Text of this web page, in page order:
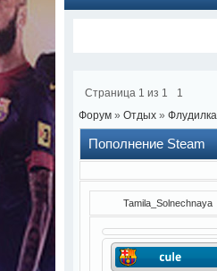
Страница 1 из 1
1
Форум » Отдых » Флудилка
Пополнение Steam
Tamila_Solnechnaya